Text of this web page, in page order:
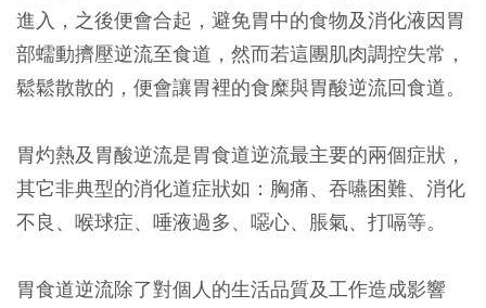
進入，之後便會合起，避免胃中的食物及消化液因胃
部蠕動擠壓逆流至食道，然而若這團肌肉調控失常，
鬆鬆散散的，便會讓胃裡的食糜與胃酸逆流回食道。
胃灼熱及胃酸逆流是胃食道逆流最主要的兩個症狀，
其它非典型的消化道症狀如：胸痛、吞嚥困難、消化
不良、喉球症、唾液過多、噁心、脹氣、打嗝等。
胃食道逆流除了對個人的生活品質及工作造成影響